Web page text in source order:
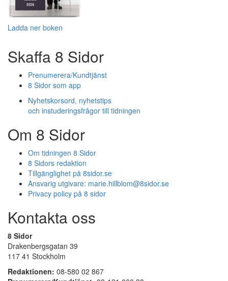
Ladda ner boken
Skaffa 8 Sidor
Prenumerera/Kundtjänst
8 Sidor som app
Nyhetskorsord, nyhetstips
och instuderingsfrågor till tidningen
Om 8 Sidor
Om tidningen 8 Sidor
8 Sidors redaktion
Tillgänglighet på 8sidor.se
Ansvarig utgivare: marie.hillblom@8sidor.se
Privacy policy på 8 sidor
Kontakta oss
8 Sidor
Drakenbergsgatan 39
117 41 Stockholm
Redaktionen: 08-580 02 867